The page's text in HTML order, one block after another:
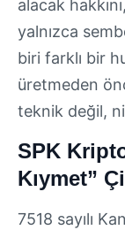
alacak
yalnızca
biri farklı bir
üretmeden
teknik değil,
SPK
Kıymet”
7518 sayılı